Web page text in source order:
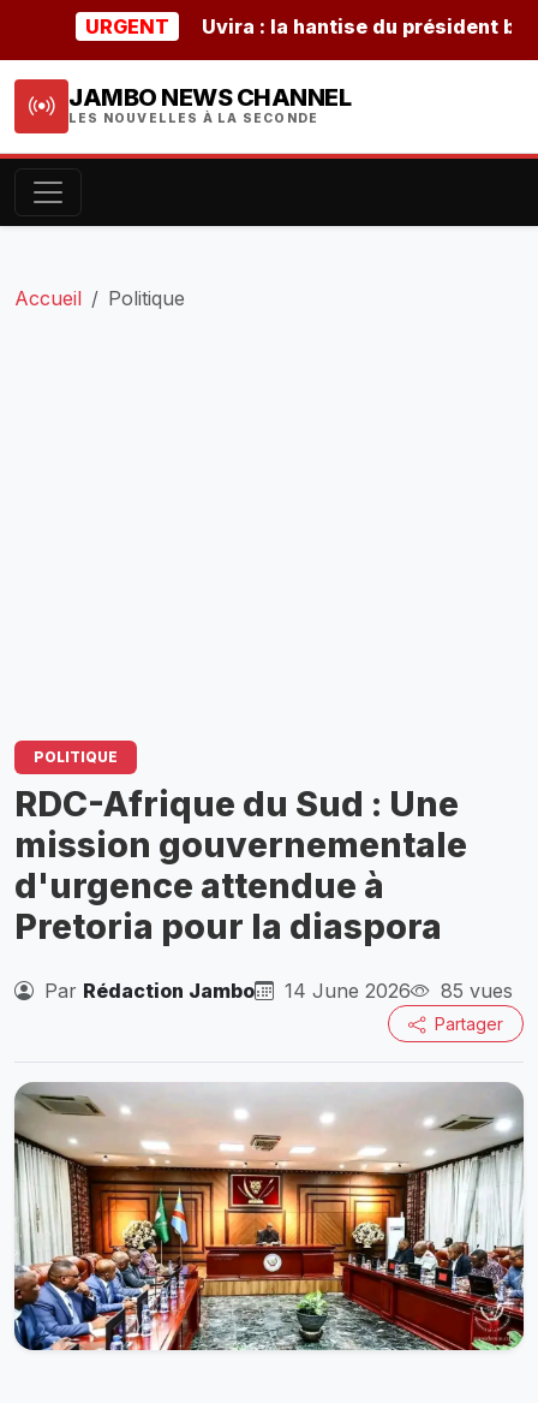
URGENT Uvira : la hantise du président
JAMBO NEWS CHANNEL
LES NOUVELLES À LA SECONDE
Accueil Politique
POLITIQUE
RDC-Afrique du Sud : Une
mission gouvernementale
d'urgence attendue à
Pretoria pour la diaspora
Par Rédaction Jambo 14 June 2026 85 vues
Partager